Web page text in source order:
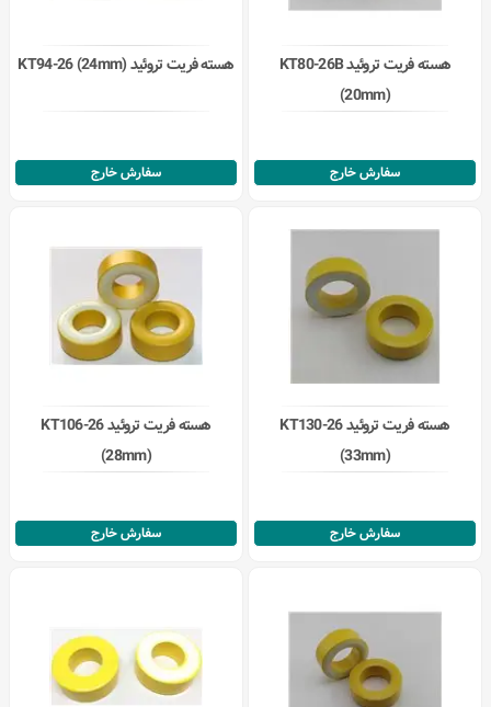
هسته فریت تروئید KT80-26B
(20mm)
سفارش خارج
هسته فریت تروئید KT94-26 (24mm)
سفارش خارج
هسته فریت تروئید KT130-26
(33mm)
سفارش خارج
هسته فریت تروئید KT106-26
(28mm)
سفارش خارج